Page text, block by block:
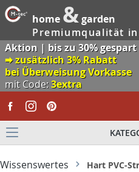
home &garden
Premiumqualität
Aktion | bis zu 30% gespart
🠮 zusätzlich 3% Rabatt
bei Überweisung Vorkasse
mit Code:3extra
Wissenswertes Hart PVC-